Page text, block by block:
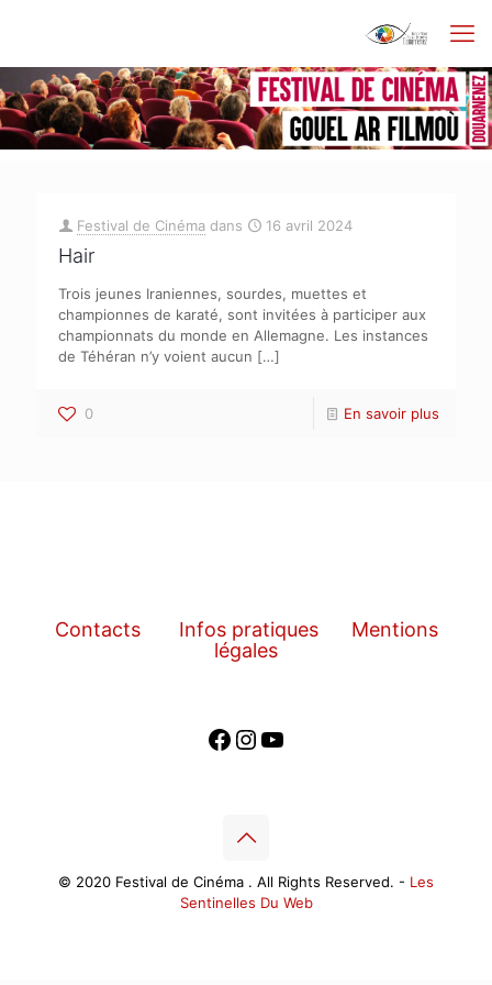
Festival de Cinéma dans 16 avril 2024
Hair
Trois jeunes Iraniennes, sourdes, muettes et
championnes de karaté, sont invitées à participer aux
championnats du monde en Allemagne. Les instances
de Téhéran n’y voient aucun […]
0 En savoir plus
Contacts Infos pratiques
Mentions
légales
Facebook
Instagram
YouTube
© 2020 Festival de Cinéma . All Rights Reserved. - Les
Sentinelles Du Web